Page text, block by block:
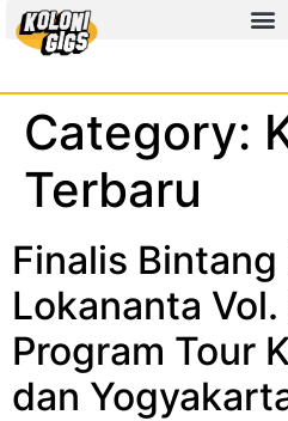
Category:
Terbaru
Finalis Bintang
Lokananta
Program Tour
dan